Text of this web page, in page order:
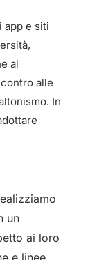
app e siti
al
alle
In
un
ai loro
e linee